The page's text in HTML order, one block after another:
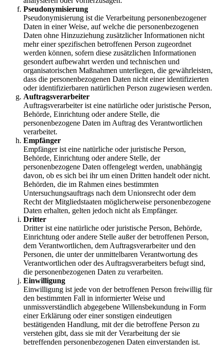
Pseudonymisierung
Pseudonymisierung ist die Verarbeitung personenbezogener
Daten in einer Weise, auf welche die personenbezogenen
Daten ohne Hinzuziehung zusätzlicher Informationen nicht
mehr einer spezifischen betroffenen Person zugeordnet
werden können, sofern diese zusätzlichen Informationen
gesondert aufbewahrt werden und technischen und
organisatorischen Maßnahmen unterliegen, die gewährleisten,
dass die personenbezogenen Daten nicht einer identifizierten
oder identifizierbaren natürlichen Person zugewiesen werden.
Auftragsverarbeiter
Auftragsverarbeiter ist eine natürliche oder juristische Person,
Behörde, Einrichtung oder andere Stelle, die
personenbezogene Daten im Auftrag des Verantwortlichen
verarbeitet.
Empfänger
Empfänger ist eine natürliche oder juristische Person,
Behörde, Einrichtung oder andere Stelle, der
personenbezogene Daten offengelegt werden, unabhängig
davon, ob es sich bei ihr um einen Dritten handelt oder nicht.
Behörden, die im Rahmen eines bestimmten
Untersuchungsauftrags nach dem Unionsrecht oder dem
Recht der Mitgliedstaaten möglicherweise personenbezogene
Daten erhalten, gelten jedoch nicht als Empfänger.
Dritter
Dritter ist eine natürliche oder juristische Person, Behörde,
Einrichtung oder andere Stelle außer der betroffenen Person,
dem Verantwortlichen, dem Auftragsverarbeiter und den
Personen, die unter der unmittelbaren Verantwortung des
Verantwortlichen oder des Auftragsverarbeiters befugt sind,
die personenbezogenen Daten zu verarbeiten.
Einwilligung
Einwilligung ist jede von der betroffenen Person freiwillig für
den bestimmten Fall in informierter Weise und
unmissverständlich abgegebene Willensbekundung in Form
einer Erklärung oder einer sonstigen eindeutigen
bestätigenden Handlung, mit der die betroffene Person zu
verstehen gibt, dass sie mit der Verarbeitung der sie
betreffenden personenbezogenen Daten einverstanden ist.